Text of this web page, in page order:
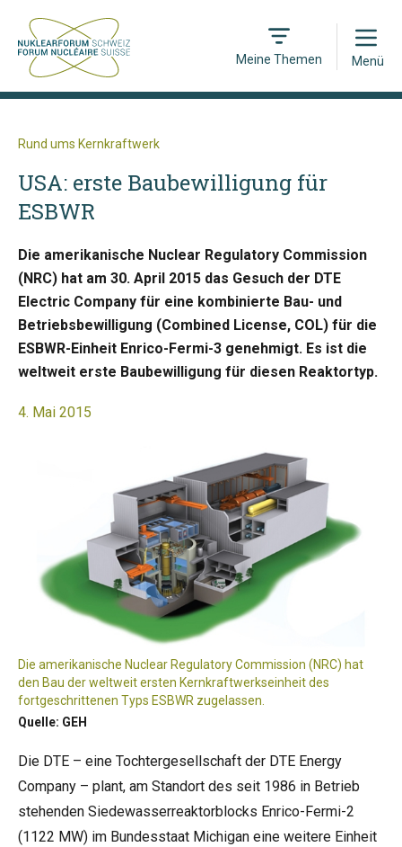
Meine Themen
Open
Menü
Rund ums Kernkraftwerk
USA: erste Baubewilligung für
ESBWR
Die amerikanische Nuclear Regulatory Commission
(NRC) hat am 30. April 2015 das Gesuch der DTE
Electric Company für eine kombinierte Bau- und
Betriebsbewilligung (Combined License, COL) für die
ESBWR-Einheit Enrico-Fermi-3 genehmigt. Es ist die
weltweit erste Baubewilligung für diesen Reaktortyp.
4. Mai 2015
Die amerikanische Nuclear Regulatory Commission (NRC) hat
den Bau der weltweit ersten Kernkraftwerkseinheit des
fortgeschrittenen Typs ESBWR zugelassen.
Quelle: GEH
Die DTE – eine Tochtergesellschaft der DTE Energy
Company – plant, am Standort des seit 1986 in Betrieb
stehenden Siedewasserreaktorblocks Enrico-Fermi-2
(1122 MW) im Bundesstaat Michigan eine weitere Einheit